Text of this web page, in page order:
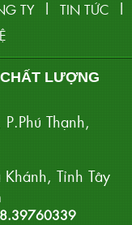
TY | TIN TỨC |
LƯỢNG
Thạnh,
Tỉnh Tây